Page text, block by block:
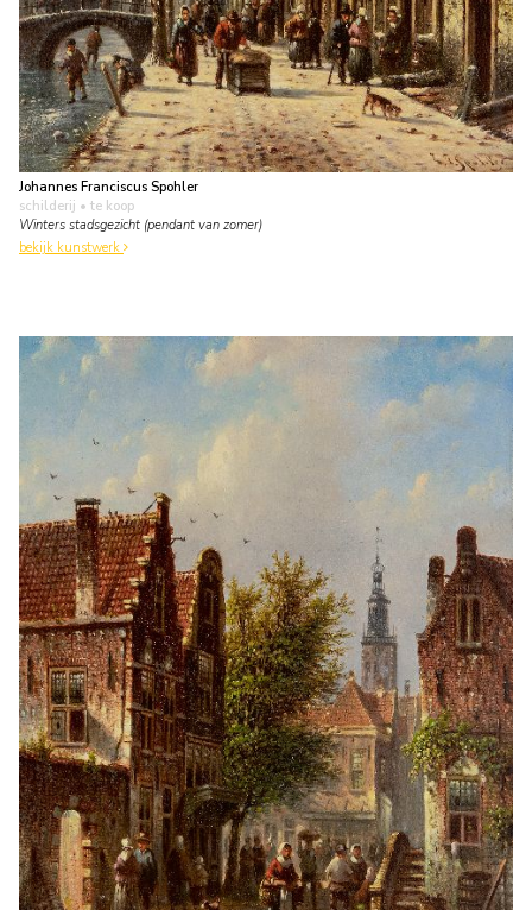
Johannes Franciscus Spohler
schilderij • te koop
Winters stadsgezicht (pendant van zomer)
bekijk kunstwerk